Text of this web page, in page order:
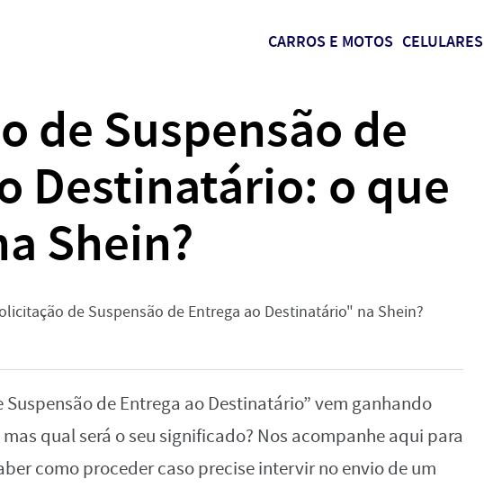
CARROS E MOTOS CELULARES
de Suspensão de
Destinatário: o que
Shein?
de Suspensão de Entrega ao Destinatário" na Shein?
Suspensão de Entrega ao Destinatário” vem ganhando
qual será o seu significado? Nos acompanhe aqui para
como proceder caso precise intervir no envio de um